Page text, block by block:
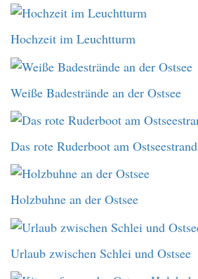
Hochzeit im Leuchtturm
Weiße Badestrände an der Ostsee
Das rote Ruderboot am Ostseestrand
Holzbuhne an der Ostsee
Urlaub zwischen Schlei und Ostsee